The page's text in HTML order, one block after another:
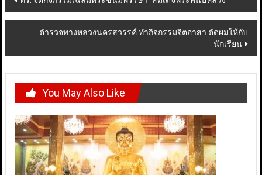
navigation
ตำรวจทางหลวงนครสวรรค์ ทำกิจกรรมจิตอาสา ตัดผมให้กับ
นักเรียน
You May Also Like